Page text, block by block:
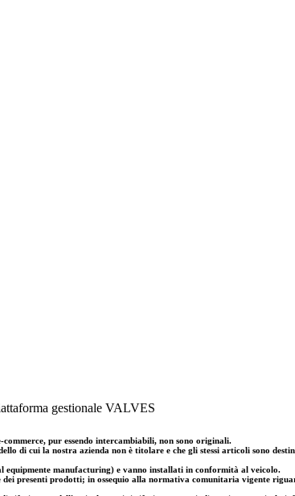
gestionale VALVES
pur essendo intercambiabili, non sono originali.
di cui la nostra azienda non è titolare e che gli stessi articoli sono
manufacturing) e vanno installati in conformità al veicolo.
presenti prodotti; in ossequio alla normativa comunitaria vigente